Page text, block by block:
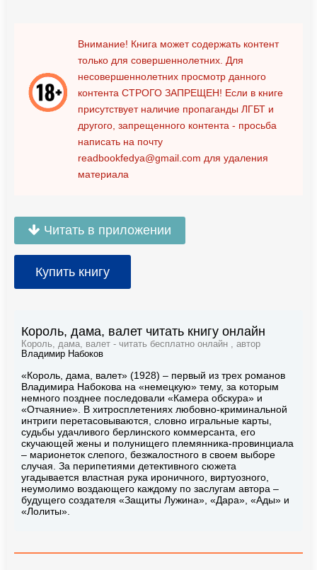
Внимание! Книга может содержать контент
только для совершеннолетних. Для
несовершеннолетних просмотр данного
контента СТРОГО ЗАПРЕЩЕН! Если в книге
присутствует наличие пропаганды ЛГБТ и
другого, запрещенного контента - просьба
написать на почту
readbookfedya@gmail.com для удаления
материала
Читать в приложении
Купить книгу
Король, дама, валет читать книгу онлайн
Король, дама, валет - читать бесплатно онлайн , автор
Владимир Набоков
«Король, дама, валет» (1928) – первый из трех романов
Владимира Набокова на «немецкую» тему, за которым
немного позднее последовали «Камера обскура» и
«Отчаяние». В хитросплетениях любовно-криминальной
интриги перетасовываются, словно игральные карты,
судьбы удачливого берлинского коммерсанта, его
скучающей жены и полунищего племянника-провинциала
– марионеток слепого, безжалостного в своем выборе
случая. За перипетиями детективного сюжета
угадывается властная рука ироничного, виртуозного,
неумолимо воздающего каждому по заслугам автора –
будущего создателя «Защиты Лужина», «Дара», «Ады» и
«Лолиты».